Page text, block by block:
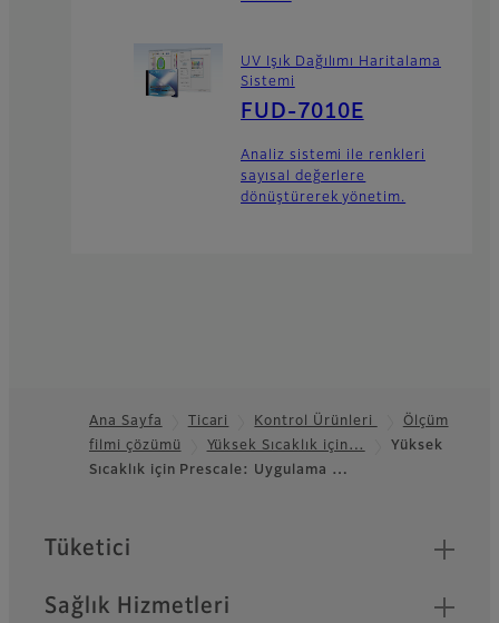
UV Işık Dağılımı Haritalama
Sistemi
FUD-7010E
Analiz sistemi ile renkleri
sayısal değerlere
dönüştürerek yönetim.
Footer
Ana Sayfa Ticari Kontrol Ürünleri
Ölçüm
filmi çözümü
Yüksek Sıcaklık için…
Yüksek
Sıcaklık için Prescale: Uygulama …
Quick Links
Tüketici
Sağlık Hizmetleri